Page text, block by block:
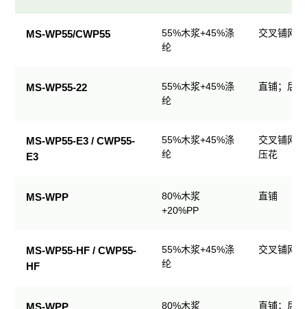
MS-WP55/CWP55
55%木浆+45%涤
纶
交叉铺网
MS-WP55-22
55%木浆+45%涤
纶
直铺；后
MS-WP55-E3 / CWP55-
E3
55%木浆+45%涤
纶
交叉铺网
压花
MS-WPP
80%木浆
+20%PP
直铺
MS-WP55-HF / CWP55-
HF
55%木浆+45%涤
纶
交叉铺网
MS-WPP 80%木浆 直铺；后